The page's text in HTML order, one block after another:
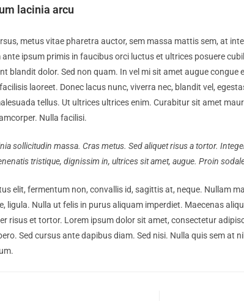
lacinia arcu
metus vitae pharetra auctor, sem massa mattis sem, at
ipsum primis in faucibus orci luctus et ultrices posuere
blandit dolor. Sed non quam. In vel mi sit amet augue congue
laoreet. Donec lacus nunc, viverra nec, blandit vel,
tellus. Ut ultrices ultrices enim. Curabitur sit amet
Nulla facilisi.
sollicitudin massa. Cras metus. Sed aliquet risus a tortor.
tristique, dignissim in, ultrices sit amet, augue. Proin
elit, fermentum non, convallis id, sagittis at, neque. Nullam
ligula. Nulla ut felis in purus aliquam imperdiet. Maecenas
risus et tortor. Lorem ipsum dolor sit amet, consectetur
Sed cursus ante dapibus diam. Sed nisi. Nulla quis sem at